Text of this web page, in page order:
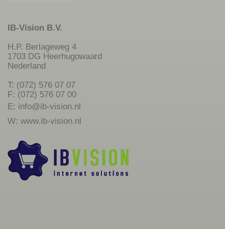
IB-Vision B.V.
H.P. Berlageweg 4
1703 DG Heerhugowaard
Nederland
T: (072) 576 07 07
F: (072) 576 07 00
E: info@ib-vision.nl
W: www.ib-vision.nl